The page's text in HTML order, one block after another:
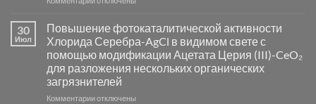
Пламенный
синтез
катализаторов
и
сенсоров
на
основе
30
Июл
Повышение фотокаталитической активности
Хлорида Серебра-AgCl в видимом свете с
помощью модификации Ацетата Церия (III)-CeO₂
для разложения нескольких органических
загрязнителей
Комментариикотключены